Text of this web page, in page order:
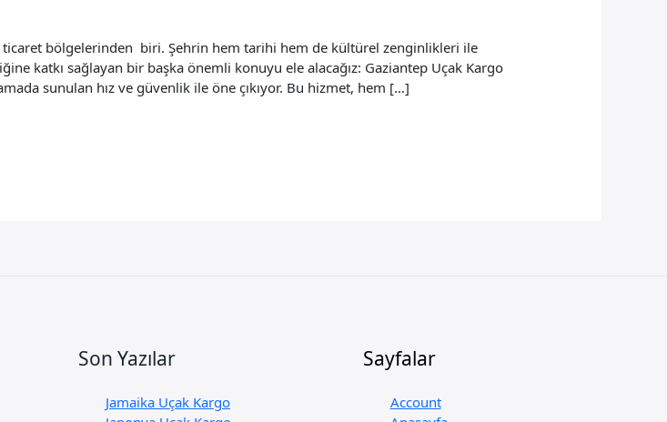
ticaret bölgelerinden biri. Şehrin hem tarihi hem de kültürel zenginlikleri ile
katkı sağlayan bir başka önemli konuyu ele alacağız: Gaziantep Uçak Kargo
sunulan hız ve güvenlik ile öne çıkıyor. Bu hizmet, hem […]
Son Yazılar
Jamaika Uçak Kargo
Sayfalar
Account